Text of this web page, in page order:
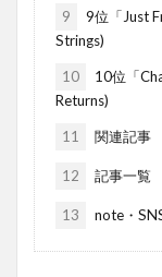
9
9位「Just
Strings)
10
10位「
Returns)
11 関連記事
12 記事一覧
13 note・